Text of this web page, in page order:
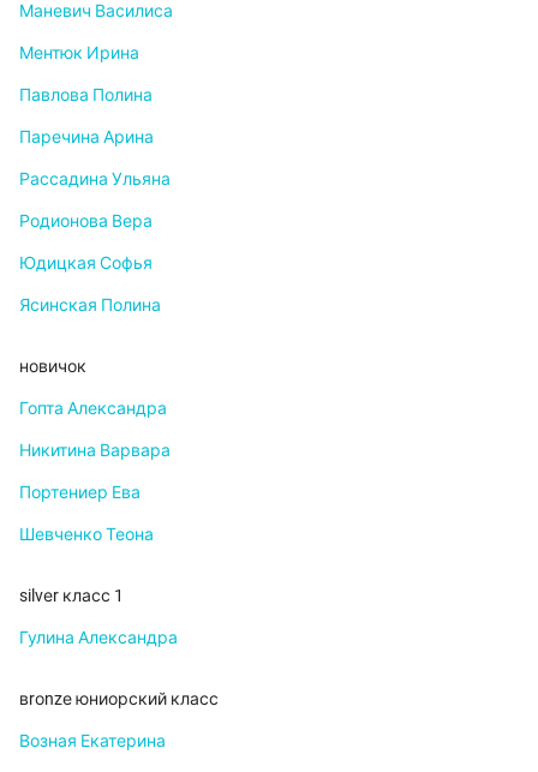
Маневич Василиса
Ментюк Ирина
Павлова Полина
Паречина Арина
Рассадина Ульяна
Родионова Вера
Юдицкая Софья
Ясинская Полина
новичок
Гопта Александра
Никитина Варвара
Портениер Ева
Шевченко Теона
silvеr класс 1
Гулина Александра
вrоnzе юниорский класс
Возная Екатерина